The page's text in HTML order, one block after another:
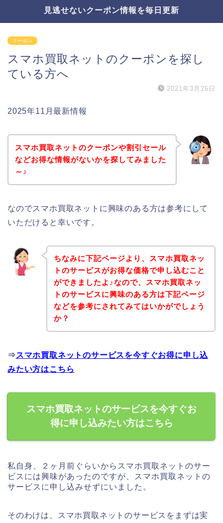
見逃せないクーポン情報を毎日更新
クーポン
スマホ買取ネットのクーポンを探し
ている方へ
2021年3月26日
2025年11月最新情報
スマホ買取ネットのクーポンや割引セール
などお得な情報がないかを探してみました
～♪
なのでスマホ買取ネットに興味のある方は参考にして
いただけると幸いです。
ちなみに下記ページより、スマホ買取ネッ
トのサービスがお得な価格で申し込むこと
ができましたよ♪なので、スマホ買取ネッ
トのサービスに興味のある方は下記ページ
などを参考にされてみてはいかがでしょう
か？
⇒ スマホ買取ネットのサービスを今すぐお得に申し込
みたい方はこちら
スマホ買取ネットのサービスを今すぐお
得に申し込みたい方はこちら
私自身、２ヶ月前ぐらいからスマホ買取ネットのサー
ビスには興味があったのですが、スマホ買取ネットの
サービスに申し込みせずにいました。
そのわけは、スマホ買取ネットのサービスをまずは実